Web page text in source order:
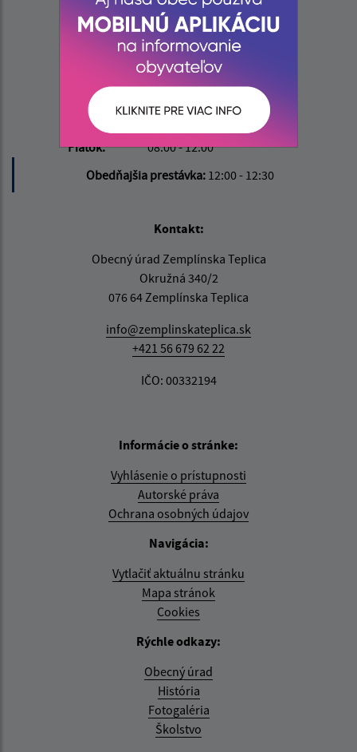
Úradné hodiny:
Čas doobedaČas poobede
08:00 - 12:00 12:30 - 15:30
Utorok:
08:00 - 12:00 12:30 - 15:30
Streda:
08:00 - 12:00 12:30 - 17:00
Štvrtok:
Piatok:
08:00 - 12:00
Obedňajšia prestávka: 12:00 - 12:30
Kontakt:
Obecný úrad Zemplínska Teplica
Okružná 340/2
076 64 Zemplínska Teplica
info@zemplinskateplica.sk
+421 56 679 62 22
IČO: 00332194
Informácie o stránke:
Vyhlásenie o prístupnosti
Autorské práva
Ochrana osobných údajov
Navigácia:
Vytlačiť aktuálnu stránku
Mapa stránok
Cookies
Rýchle odkazy:
Obecný úrad
História
Fotogaléria
Školstvo